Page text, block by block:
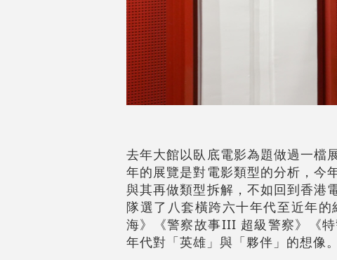
去年大館以臥底電影為題做過一檔
年的展覽是對電影類型的分析，今
與其再做類型拆解，不如回到香
隊選了八套橫跨六十年代至近年
海》《警察故事III 超級警察》《
年代對「英雄」與「夥伴」的想像。